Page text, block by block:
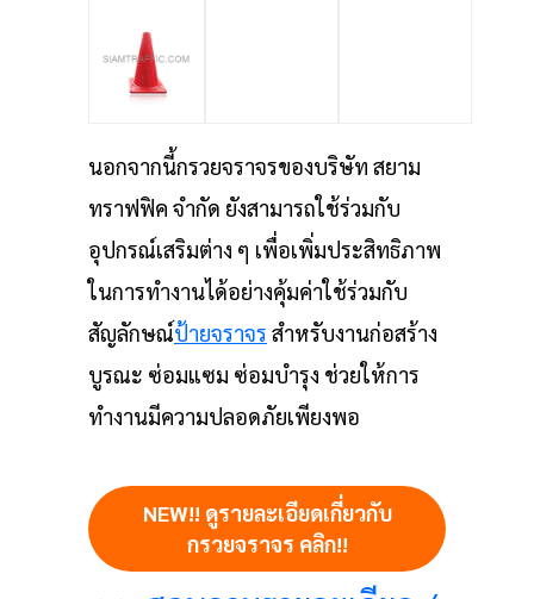
นอกจากนี้กรวยจราจรของบริษัท สยาม
ทราฟฟิค จำกัด ยังสามารถใช้ร่วมกับ
อุปกรณ์เสริมต่าง ๆ เพื่อเพิ่มประสิทธิภาพ
ในการทำงานได้อย่างคุ้มค่าใช้ร่วมกับ
สัญลักษณ์ป้ายจราจร สำหรับงานก่อสร้าง
บูรณะ ซ่อมแซม ซ่อมบำรุง ช่วยให้การ
ทำงานมีความปลอดภัยเพียงพอ
NEW!! ดูรายละเอียดเกี่ยวกับ
กรวยจราจร คลิก!!